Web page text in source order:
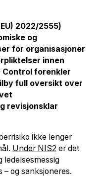
2022/2555)
og
for organisasjoner
innen
Control forenkler
full oversikt over
revisjonsklar
ikke lenger
Under NIS2er det
ledelsesmessig
– og sanksjoneres.